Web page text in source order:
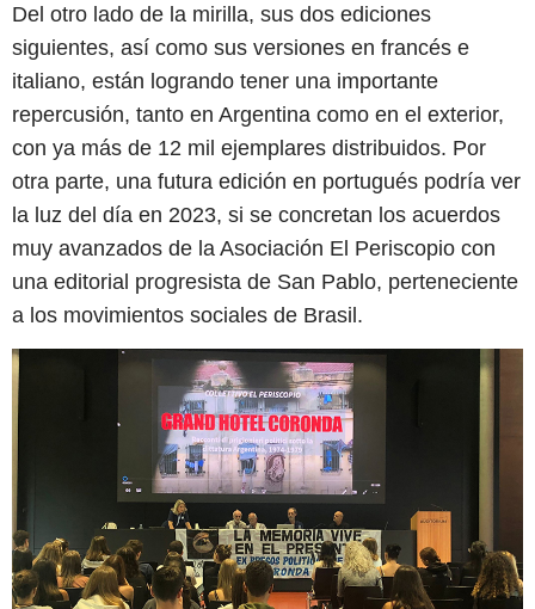
Del otro lado de la mirilla, sus dos ediciones
siguientes, así como sus versiones en francés e
italiano, están logrando tener una importante
repercusión, tanto en Argentina como en el exterior,
con ya más de 12 mil ejemplares distribuidos. Por
otra parte, una futura edición en portugués podría ver
la luz del día en 2023, si se concretan los acuerdos
muy avanzados de la Asociación El Periscopio con
una editorial progresista de San Pablo, perteneciente
a los movimientos sociales de Brasil.